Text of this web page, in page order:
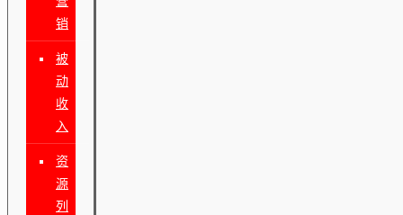
销
被
动
收
入
资
源
列